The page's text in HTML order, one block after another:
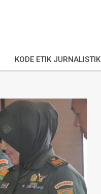
KODE ETIK JURNALISTIK